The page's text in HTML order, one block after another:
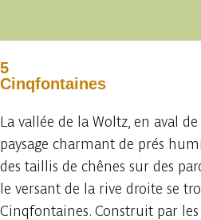
5
Cinqfontaines
La vallée de la Woltz, en aval
paysage charmant de prés
des taillis de chênes sur des
le versant de la rive droite se
Cinqfontaines. Construit par